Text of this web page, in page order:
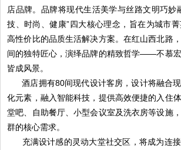
店品牌。品牌将现代生活美学与丝路文明巧妙
技、时尚、健康”四大核心理念，旨在为城市
高性价比的品质生活解决方案。在红山西北路
间的独特匠心，演绎品牌的精致哲学——不慕
皆成风景。
酒店拥有80间现代设计客房，设计将融合
化元素，融入智能科技，提供高效便捷的入住
堂吧、自助餐厅、小型会议室及洗衣房等设施
群的核心需求。
充满设计感的灵动大堂社交区，将成为连